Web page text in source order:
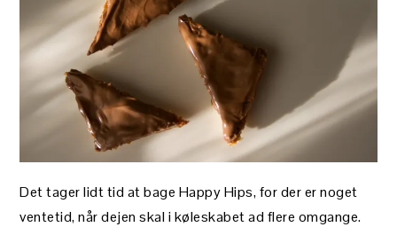
Det tager lidt tid at bage Happy Hips, for der er noget
ventetid, når dejen skal i køleskabet ad flere omgange.